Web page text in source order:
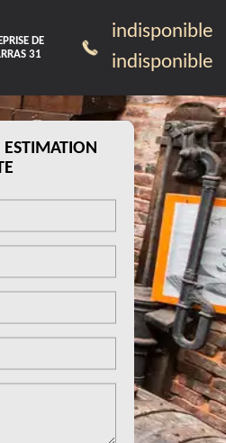
DE
31
indisponible
indisponible